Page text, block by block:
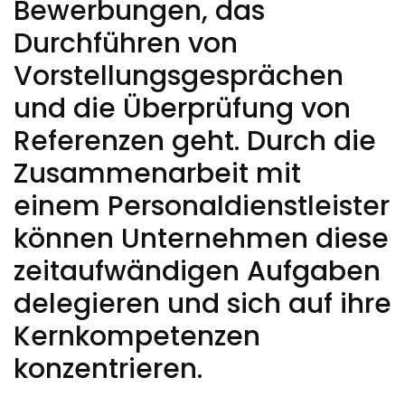
Bewerbungen, das
Durchführen von
Vorstellungsgesprächen
und die Überprüfung von
Referenzen geht. Durch die
Zusammenarbeit mit
einem Personaldienstleister
können Unternehmen diese
zeitaufwändigen Aufgaben
delegieren und sich auf ihre
Kernkompetenzen
konzentrieren.